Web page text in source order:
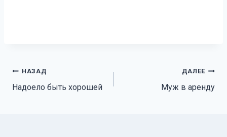
Навигация
по
НАЗАД
Надоело быть хорошей
ДАЛЕЕ
Муж в аренду